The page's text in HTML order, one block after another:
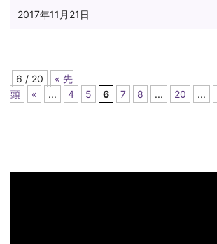
2017年11月21日
6 / 20
« 先
頭
« ... 4 5 6 7 8 ... 20 ...